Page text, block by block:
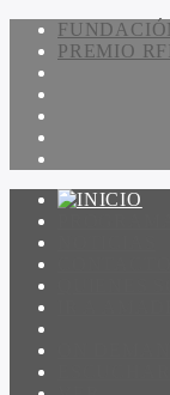
PREMIO